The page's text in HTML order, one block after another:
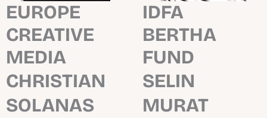
EUROPE
CREATIVE
MEDIA
CHRISTIAN
SOLANAS
IDFA
BERTHA
FUND
SELIN
MURAT